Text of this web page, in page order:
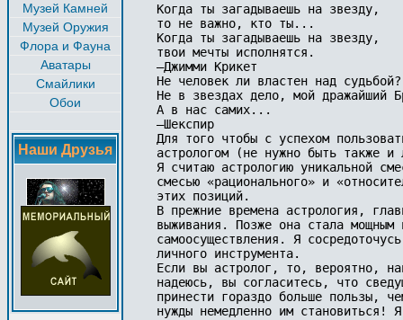
Музей Камней
Музей Оружия
Флора и Фауна
Аватары
Смайлики
Обои
Наши Друзья
Когда ты загадываешь на звезду,
то не важно, кто ты...
Когда ты загадываешь на звезду,
твои мечты исполнятся.
—Джимми Крикет
Не человек ли властен над судьбой?
Не в звездах дело, мой дражайший
А в нас самих...
—Шекспир
Для того чтобы с успехом
астрологом (не нужно быть также
Я считаю астрологию уникальной
смесью «рационального» и
этих позиций.
В прежние времена астрология,
выживания. Позже она стала
самоосуществления. Я
личного инструмента.
Если вы астролог, то, вероятно,
надеюсь, вы согласитесь, что
принести гораздо больше пользы,
нужды немедленно им